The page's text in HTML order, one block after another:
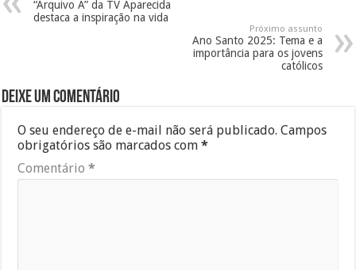
“Arquivo A” da TV Aparecida
destaca a inspiração na vida
Próximo assunto
Ano Santo 2025: Tema e a
importância para os jovens
católicos
Deixe um comentário
O seu endereço de e-mail não será publicado. Campos
obrigatórios são marcados com*
Comentário*